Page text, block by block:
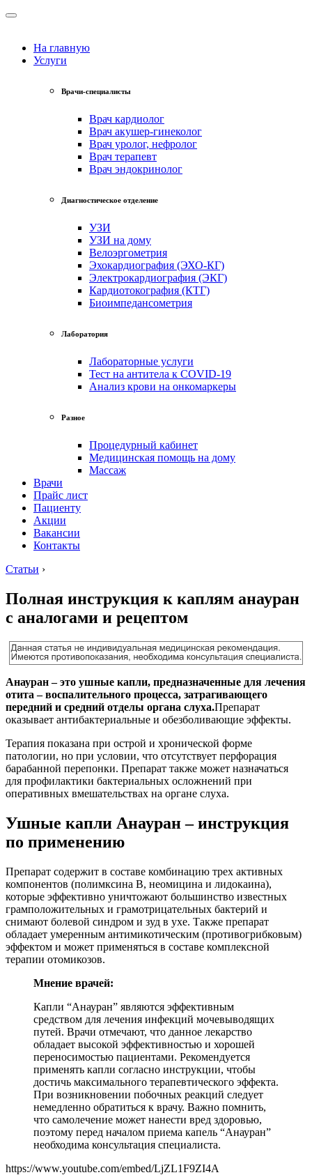
На главную
Услуги
Врачи-специалисты
Врач кардиолог
Врач акушер-гинеколог
Врач уролог, нефролог
Врач терапевт
Врач эндокринолог
Диагностическое отделение
УЗИ
УЗИ на дому
Велоэргометрия
Эхокардиография (ЭХО-КГ)
Электрокардиография (ЭКГ)
Кардиотокография (КТГ)
Биоимпедансометрия
Лаборатория
Лабораторные услуги
Тест на антитела к COVID-19
Анализ крови на онкомаркеры
Разное
Процедурный кабинет
Медицинская помощь на дому
Массаж
Врачи
Прайс лист
Пациенту
Акции
Вакансии
Контакты
Статьи ›
Полная инструкция к каплям анауран
с аналогами и рецептом
Анауран – это ушные капли, предназначенные для лечения
отита – воспалительного процесса, затрагивающего
передний и средний отделы органа слуха.Препарат
оказывает антибактериальные и обезболивающие эффекты.
Терапия показана при острой и хронической форме
патологии, но при условии, что отсутствует перфорация
барабанной перепонки. Препарат также может назначаться
для профилактики бактериальных осложнений при
оперативных вмешательствах на органе слуха.
Ушные капли Анауран – инструкция
по применению
Препарат содержит в составе комбинацию трех активных
компонентов (полимксина В, неомицина и лидокаина),
которые эффективно уничтожают большинство известных
грамположительных и грамотрицательных бактерий и
снимают болевой синдром и зуд в ухе. Также препарат
обладает умеренным антимикотическим (противогрибковым)
эффектом и может применяться в составе комплексной
терапии отомикозов.
Мнение врачей:
Капли “Анауран” являются эффективным
средством для лечения инфекций мочевыводящих
путей. Врачи отмечают, что данное лекарство
обладает высокой эффективностью и хорошей
переносимостью пациентами. Рекомендуется
применять капли согласно инструкции, чтобы
достичь максимального терапевтического эффекта.
При возникновении побочных реакций следует
немедленно обратиться к врачу. Важно помнить,
что самолечение может нанести вред здоровью,
поэтому перед началом приема капель “Анауран”
необходима консультация специалиста.
https://www.youtube.com/embed/LjZL1F9ZI4A